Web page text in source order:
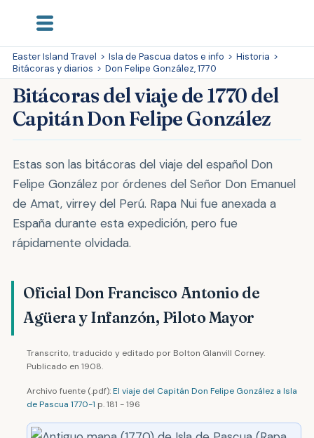
Easter Island Travel > Isla de Pascua datos e info > Historia >
Bitácoras y diarios > Don Felipe González, 1770
Bitácoras del viaje de 1770 del
Capitán Don Felipe González
Estas son las bitácoras del viaje del español Don
Felipe González por órdenes del Señor Don Emanuel
de Amat, virrey del Perú. Rapa Nui fue anexada a
España durante esta expedición, pero fue
rápidamente olvidada.
Oficial Don Francisco Antonio de
Agüera y Infanzón, Piloto Mayor
Transcrito, traducido y editado por Bolton Glanvill Corney.
Publicado en 1908.
Archivo fuente (.pdf):El viaje del Capitán Don Felipe González a Isla
de Pascua 1770-1 p. 181 - 196